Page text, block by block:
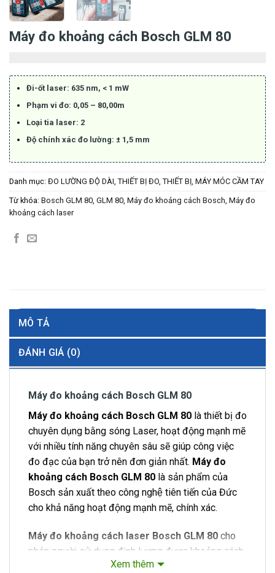
Máy đo khoảng cách Bosch GLM 80
Đi-ốt laser: 635 nm, < 1 mW
Phạm vi đo: 0,05 – 80,00m
Loại tia laser: 2
Độ chính xác đo lường: ± 1,5 mm
Danh mục: ĐO LƯỜNG ĐỘ DÀI, THIẾT BỊ ĐO, THIẾT BỊ, MÁY MÓC CẦM TAY
Từ khóa: Bosch GLM 80, GLM 80, Máy đo khoảng cách Bosch, Máy đo
khoảng cách laser
MÔ TẢ
ĐÁNH GIÁ (0)
Máy đo khoảng cách Bosch GLM 80
Máy đo khoảng cách Bosch GLM 80 là thiết bị đo
chuyên dụng bằng sóng Laser, hoạt động mạnh mẽ
với nhiều tính năng chuyên sâu sẽ giúp công việc
đo đạc của bạn trở nên đơn giản nhất. Máy đo
khoảng cách Bosch GLM 80 là sản phẩm của
Bosch sản xuất theo công nghệ tiên tiến của Đức
cho khả năng hoạt động mạnh mẽ, chính xác.
Máy đo khoảng cách laser Bosch GLM 80 cho
phép người sử dụng định lượng được khoảng cách,
diện tích, chiều dài, thể tích, đo liên tục với nhiều
Xem thêm